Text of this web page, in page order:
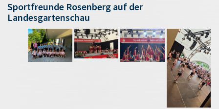
Sportfreunde Rosenberg auf der
Landesgartenschau